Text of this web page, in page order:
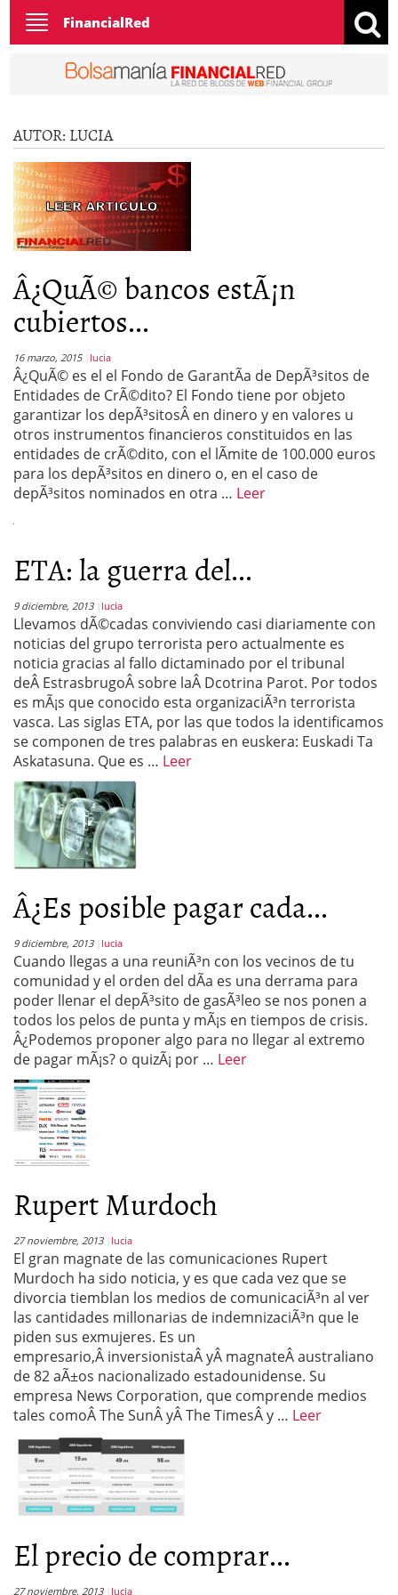
Toggle
navigation
FinancialRed
AUTOR: LUCIA
Â¿QuÃ© bancos estÃ¡n
cubiertos...
16 marzo, 2015 lucia
Â¿QuÃ© es el el Fondo de GarantÃ­a de DepÃ³sitos de
Entidades de CrÃ©dito? El Fondo tiene por objeto
garantizar los depÃ³sitosÂ en dinero y en valores u
otros instrumentos financieros constituidos en las
entidades de crÃ©dito, con el lÃ­mite de 100.000 euros
para los depÃ³sitos en dinero o, en el caso de
depÃ³sitos nominados en otra … Leer
ETA: la guerra del...
9 diciembre, 2013 lucia
Llevamos dÃ©cadas conviviendo casi diariamente con
noticias del grupo terrorista pero actualmente es
noticia gracias al fallo dictaminado por el tribunal
deÂ EstrasbrugoÂ sobre laÂ Dcotrina Parot. Por todos
es mÃ¡s que conocido esta organizaciÃ³n terrorista
vasca. Las siglas ETA, por las que todos la identificamos
se componen de tres palabras en euskera: Euskadi Ta
Askatasuna. Que es … Leer
Â¿Es posible pagar cada...
9 diciembre, 2013 lucia
Cuando llegas a una reuniÃ³n con los vecinos de tu
comunidad y el orden del dÃ­a es una derrama para
poder llenar el depÃ³sito de gasÃ³leo se nos ponen a
todos los pelos de punta y mÃ¡s en tiempos de crisis.
Â¿Podemos proponer algo para no llegar al extremo
de pagar mÃ¡s? o quizÃ¡ por … Leer
Rupert Murdoch
27 noviembre, 2013 lucia
El gran magnate de las comunicaciones Rupert
Murdoch ha sido noticia, y es que cada vez que se
divorcia tiemblan los medios de comunicaciÃ³n al ver
las cantidades millonarias de indemnizaciÃ³n que le
piden sus exmujeres. Es un
empresario,Â inversionistaÂ yÂ magnateÂ australiano
de 82 aÃ±os nacionalizado estadounidense. Su
empresa News Corporation, que comprende medios
tales comoÂ The SunÂ yÂ The TimesÂ y … Leer
El precio de comprar...
27 noviembre, 2013 lucia